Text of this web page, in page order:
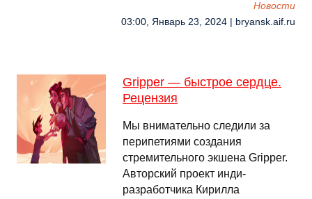
Новости
03:00, Январь 23, 2024 | bryansk.aif.ru
Gripper — быстрое сердце.
Рецензия
Мы внимательно следили за
перипетиями создания
стремительного экшена Gripper.
Авторский проект инди-
разработчика Кирилла